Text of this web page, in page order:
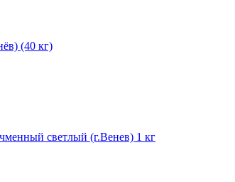
(40 кг)
светлый (г.Венев) 1 кг